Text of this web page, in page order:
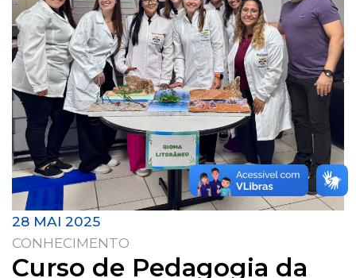
28 MAI 2025
CONHECIMENTO
Curso de Pedagogia da